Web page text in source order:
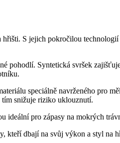
S jejich pokročilou
pohodlí. Syntetická svršek
speciálně navrženého pro
tím snižuje riziko uklouznutí.
ideální pro zápasy na mokrých
dbají na svůj výkon a styl na